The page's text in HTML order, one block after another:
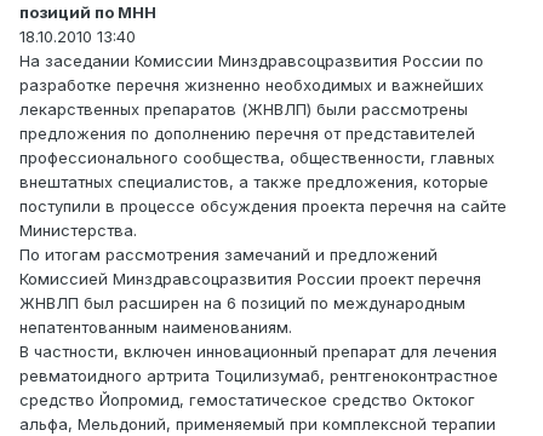
позиций по МНН
18.10.2010 13:40
На заседании Комиссии Минздравсоцразвития России по
разработке перечня жизненно необходимых и важнейших
лекарственных препаратов (ЖНВЛП) были рассмотрены
предложения по дополнению перечня от представителей
профессионального сообщества, общественности, главных
внештатных специалистов, а также предложения, которые
поступили в процессе обсуждения проекта перечня на сайте
Министерства.
По итогам рассмотрения замечаний и предложений
Комиссией Минздравсоцразвития России проект перечня
ЖНВЛП был расширен на 6 позиций по международным
непатентованным наименованиям.
В частности, включен инновационный препарат для лечения
ревматоидного артрита Тоцилизумаб, рентгеноконтрастное
средство Йопромид, гемостатическое средство Октоког
альфа, Мельдоний, применяемый при комплексной терапии